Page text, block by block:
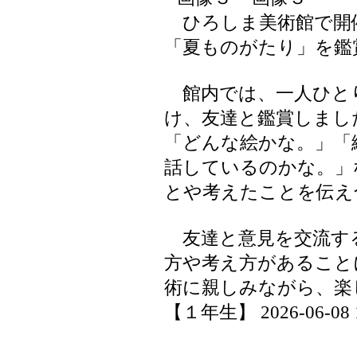
ひろしま美術館で開
「夏ものがたり」を
館内では、一人ひと
け、友達と鑑賞しまし
「どんな絵かな。」
話しているのかな。
とや考えたことを伝
友達と意見を交流す
方や考え方があるこ
術に親しみながら、
【１年生】 2026-06-